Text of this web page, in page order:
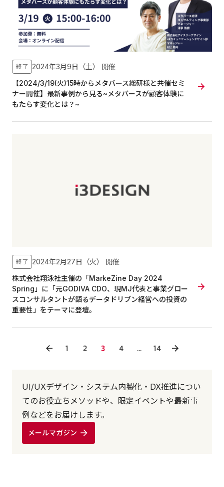
終了 2024年3月9日（土）
開催
【2024/3/19(火)15時からメタバース総研様と共催セミ
ナー開催】最新事例から見る~メタバースが顧客体験に
もたらす変化とは？~
終了 2024年2月27日（火）
開催
株式会社翔泳社主催の「MarkeZine Day 2024
Spring」に「元GODIVA CDO、現MJ代表と事業グロー
スコンサルタントが語るデータドリブン経営への投資の
重要性」をテーマに登壇。
1 2 3 4 ... 14
UI/UXデザイン・システム内製化・DX推進につい
てのお役立ちメソッドや、限定イベントや最新事
例などをお届けします。
メールマガジン